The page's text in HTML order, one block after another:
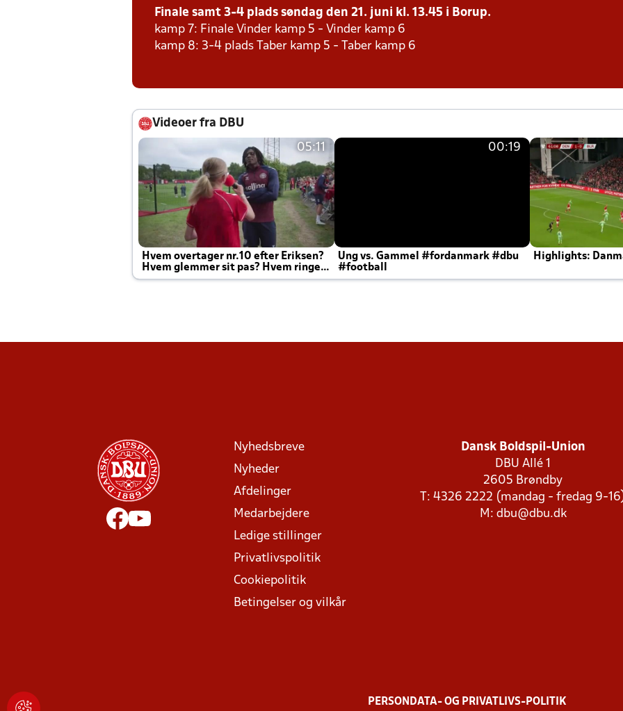
Finale samt 3-4 plads søndag den 21. juni kl. 13.45 i Borup.
kamp 7: Finale Vinder kamp 5 - Vinder kamp 6
kamp 8: 3-4 plads Taber kamp 5 - Taber kamp 6
Videoer fra DBU
05:11
Hvem overtager nr.10 efter Eriksen?
Hvem glemmer sit pas? Hvem ringer
Joachim altid til efter kampe?
00:19
Ung vs. Gammel #fordanmark #dbu
#football
Highlights:
Nyhedsbreve
Nyheder
Afdelinger
Medarbejdere
Ledige stillinger
Privatlivspolitik
Cookiepolitik
Betingelser og vilkår
Dansk Boldspil-Union
DBU Allé 1
2605 Brøndby
T: 4326 2222 (mandag - fredag 9-
M: dbu@dbu.dk
PERSONDATA- OG PRIVATLIVS-POLITIK